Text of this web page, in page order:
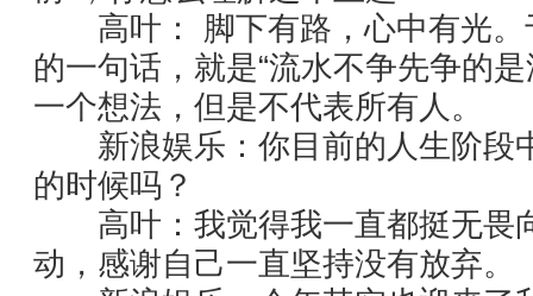
高叶： 脚下有路，心中有光。
的一句话，就是“流水不争先争的
一个想法，但是不代表所有人。
新浪娱乐：你目前的人生阶段
的时候吗？
高叶：我觉得我一直都挺无畏
动，感谢自己一直坚持没有放弃。